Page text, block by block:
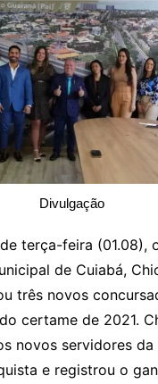
Divulgação
terça-feira (01.08),
de Cuiabá,
três novos
certame de 2021.
novos servidores da
e registrou o